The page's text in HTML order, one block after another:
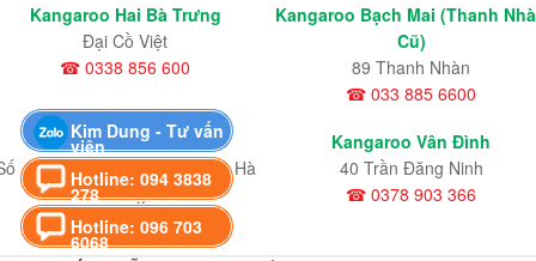
Kangaroo Hai Bà Trưng
Đại Cồ Việt
☎ 0338 856 600
Kangaroo Bạch Mai (Thanh
Cũ)
89 Thanh Nhàn
☎ 033 885 6600
Kangaroo Hà Đông
4 BT6 Khu Đô Thị Văn Phú, Hà
Đông
☎ 098 933 6068
Kangaroo Vân Đình
40 Trần Đăng Ninh
☎ 0378 903 366
Kim Dung - Tư vấn
viên
Hotline: 094 3838
278
Hotline: 096 703
6068